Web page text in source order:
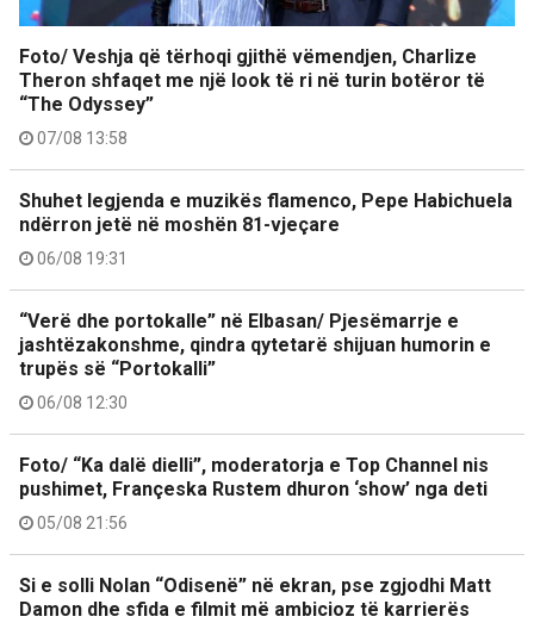
Foto/ Veshja që tërhoqi gjithë vëmendjen, Charlize
Theron shfaqet me një look të ri në turin botëror të
“The Odyssey”
07/08 13:58
Shuhet legjenda e muzikës flamenco, Pepe Habichuela
ndërron jetë në moshën 81-vjeçare
06/08 19:31
“Verë dhe portokalle” në Elbasan/ Pjesëmarrje e
jashtëzakonshme, qindra qytetarë shijuan humorin e
trupës së “Portokalli”
06/08 12:30
Foto/ “Ka dalë dielli”, moderatorja e Top Channel nis
pushimet, Françeska Rustem dhuron ‘show’ nga deti
05/08 21:56
Si e solli Nolan “Odisenë” në ekran, pse zgjodhi Matt
Damon dhe sfida e filmit më ambicioz të karrierës